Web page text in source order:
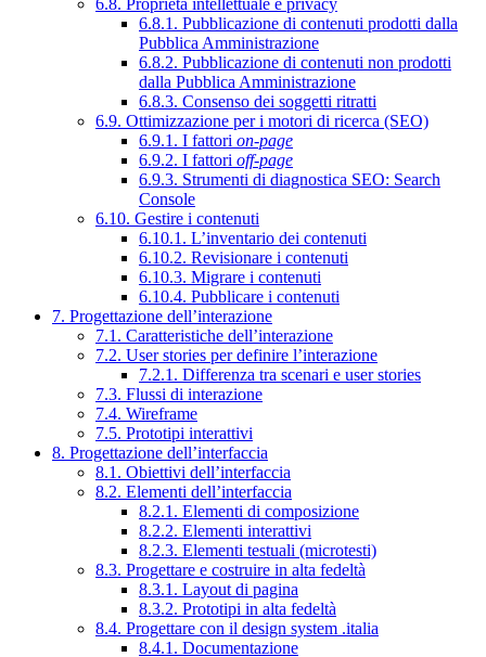
6.8. Proprietà intellettuale e privacy
6.8.1. Pubblicazione di contenuti prodotti dalla
Pubblica Amministrazione
6.8.2. Pubblicazione di contenuti non prodotti
dalla Pubblica Amministrazione
6.8.3. Consenso dei soggetti ritratti
6.9. Ottimizzazione per i motori di ricerca (SEO)
6.9.1. I fattori on-page
6.9.2. I fattori off-page
6.9.3. Strumenti di diagnostica SEO: Search
Console
6.10. Gestire i contenuti
6.10.1. L’inventario dei contenuti
6.10.2. Revisionare i contenuti
6.10.3. Migrare i contenuti
6.10.4. Pubblicare i contenuti
7. Progettazione dell’interazione
7.1. Caratteristiche dell’interazione
7.2. User stories per definire l’interazione
7.2.1. Differenza tra scenari e user stories
7.3. Flussi di interazione
7.4. Wireframe
7.5. Prototipi interattivi
8. Progettazione dell’interfaccia
8.1. Obiettivi dell’interfaccia
8.2. Elementi dell’interfaccia
8.2.1. Elementi di composizione
8.2.2. Elementi interattivi
8.2.3. Elementi testuali (microtesti)
8.3. Progettare e costruire in alta fedeltà
8.3.1. Layout di pagina
8.3.2. Prototipi in alta fedeltà
8.4. Progettare con il design system .italia
8.4.1. Documentazione